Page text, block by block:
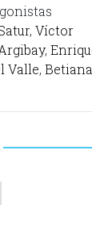
, Víctor
,
Valle,